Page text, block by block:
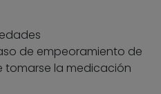
de empeoramiento de
tomarse la medicación